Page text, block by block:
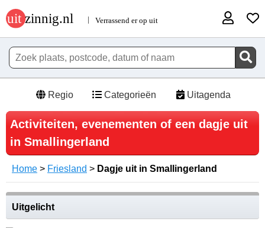
Regio Categorieën Uitagenda
Activiteiten, evenementen of een dagje uit
in Smallingerland
Home > Friesland > Dagje uit in Smallingerland
Uitgelicht